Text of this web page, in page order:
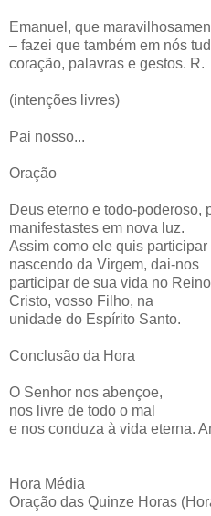
Emanuel, que
– fazei que também em nós
coração, palavras e gestos. R.
(intenções livres)
Pai nosso...
Oração
Deus eterno e todo-poderoso,
manifestastes em nova luz.
Assim como ele quis
nascendo da Virgem, dai-nos
participar de sua vida no
Cristo, vosso Filho, na
unidade do Espírito Santo.
Conclusão da Hora
O Senhor nos abençoe,
nos livre de todo o mal
e nos conduza à vida eterna.
Hora Média
Oração das Quinze Horas